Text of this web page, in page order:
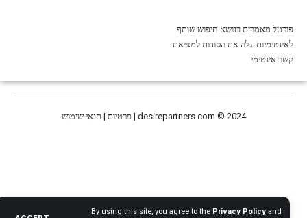
By using this site, you agree to thePrivacy Policyand
פורטל מאמרים בנושא חיפוש שותף
לאינטימיות: גלה את הסודות למציאת
קשר אינטימי
desirepartners.com© 2024 | פרטיות | תנאי שימוש